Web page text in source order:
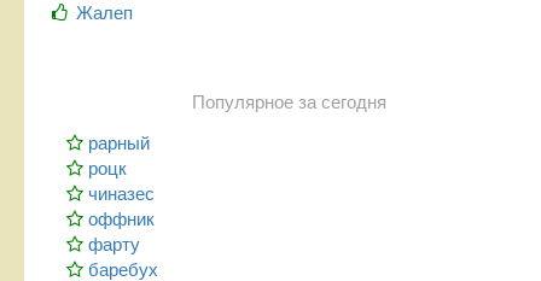
Жалеп
Популярное за сегодня
рарный
роцк
чиназес
оффник
фарту
баребух